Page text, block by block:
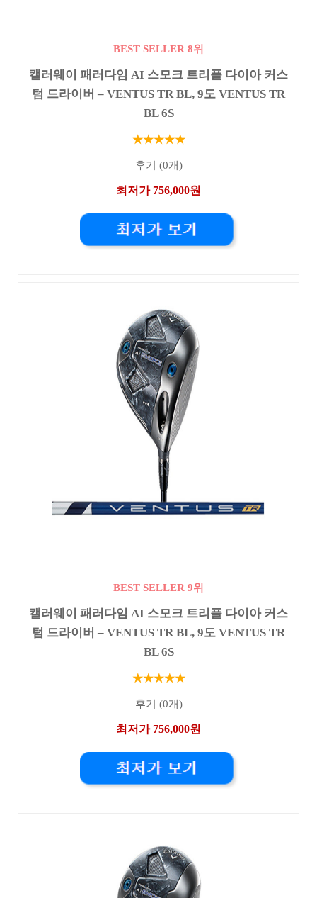
BEST SELLER 8위
캘러웨이 패러다임 AI 스모크 트리플 다이아 커스
텀 드라이버 – VENTUS TR BL, 9도 VENTUS TR
BL 6S
★★★★★
후기 (0개)
최저가 756,000원
BEST SELLER 9위
캘러웨이 패러다임 AI 스모크 트리플 다이아 커스
텀 드라이버 – VENTUS TR BL, 9도 VENTUS TR
BL 6S
★★★★★
후기 (0개)
최저가 756,000원